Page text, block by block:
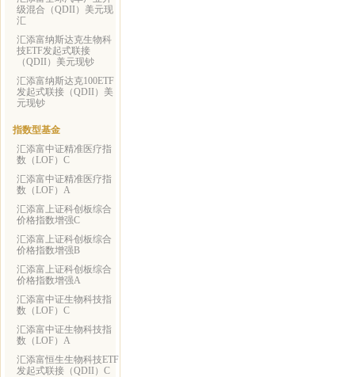
级混合（QDII）美元现
汇
汇添富纳斯达克生物科
技ETF发起式联接
（QDII）美元现钞
汇添富纳斯达克100ETF
发起式联接（QDII）美
元现钞
指数型基金
汇添富中证精准医疗指
数（LOF）C
汇添富中证精准医疗指
数（LOF）A
汇添富上证科创板综合
价格指数增强C
汇添富上证科创板综合
价格指数增强B
汇添富上证科创板综合
价格指数增强A
汇添富中证生物科技指
数（LOF）C
汇添富中证生物科技指
数（LOF）A
汇添富恒生生物科技ETF
发起式联接（QDII）C